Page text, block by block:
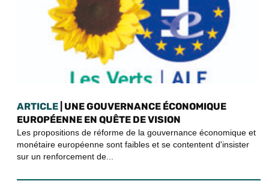
ARTICLE | UNE GOUVERNANCE ÉCONOMIQUE
EUROPÉENNE EN QUÊTE DE VISION
Les propositions de réforme de la gouvernance économique et
monétaire européenne sont faibles et se contentent d'insister
sur un renforcement de...